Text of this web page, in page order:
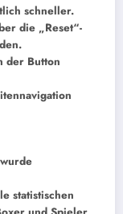
schneller.
die „Reset“-
der Button
statistischen